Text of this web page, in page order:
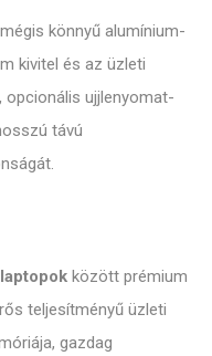
könnyű alumínium-
kivitel és az üzleti
opcionális ujjlenyomat-
távú
között prémium
teljesítményű üzleti
gazdag